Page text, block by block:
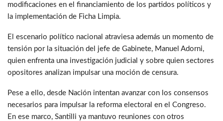
modificaciones en el financiamiento de los partidos políticos y
la implementación de Ficha Limpia.
El escenario político nacional atraviesa además un momento de
tensión por la situación del jefe de Gabinete, Manuel Adorni,
quien enfrenta una investigación judicial y sobre quien sectores
opositores analizan impulsar una moción de censura.
Pese a ello, desde Nación intentan avanzar con los consensos
necesarios para impulsar la reforma electoral en el Congreso.
En ese marco, Santilli ya mantuvo reuniones con otros